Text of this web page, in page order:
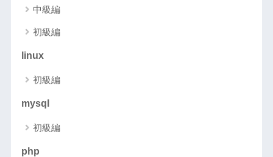
中級編
初級編
linux
初級編
mysql
初級編
php